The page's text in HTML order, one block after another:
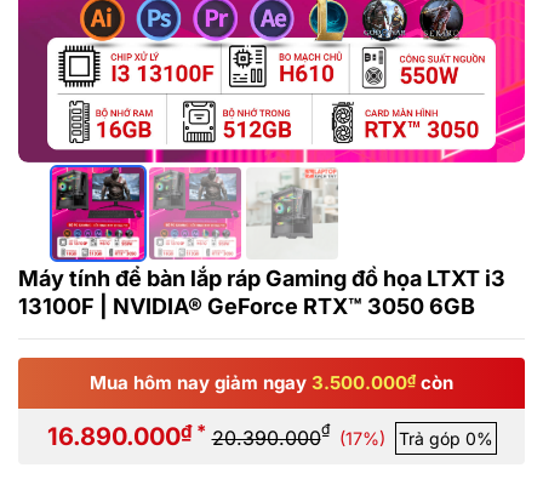
Máy tính để bàn lắp ráp Gaming đồ họa LTXT i3
13100F | NVIDIA® GeForce RTX™ 3050 6GB
Mua hôm nay giảm ngay 3.500.000₫ còn
16.890.000₫ * 20.390.000₫ (17%) Trả góp 0%